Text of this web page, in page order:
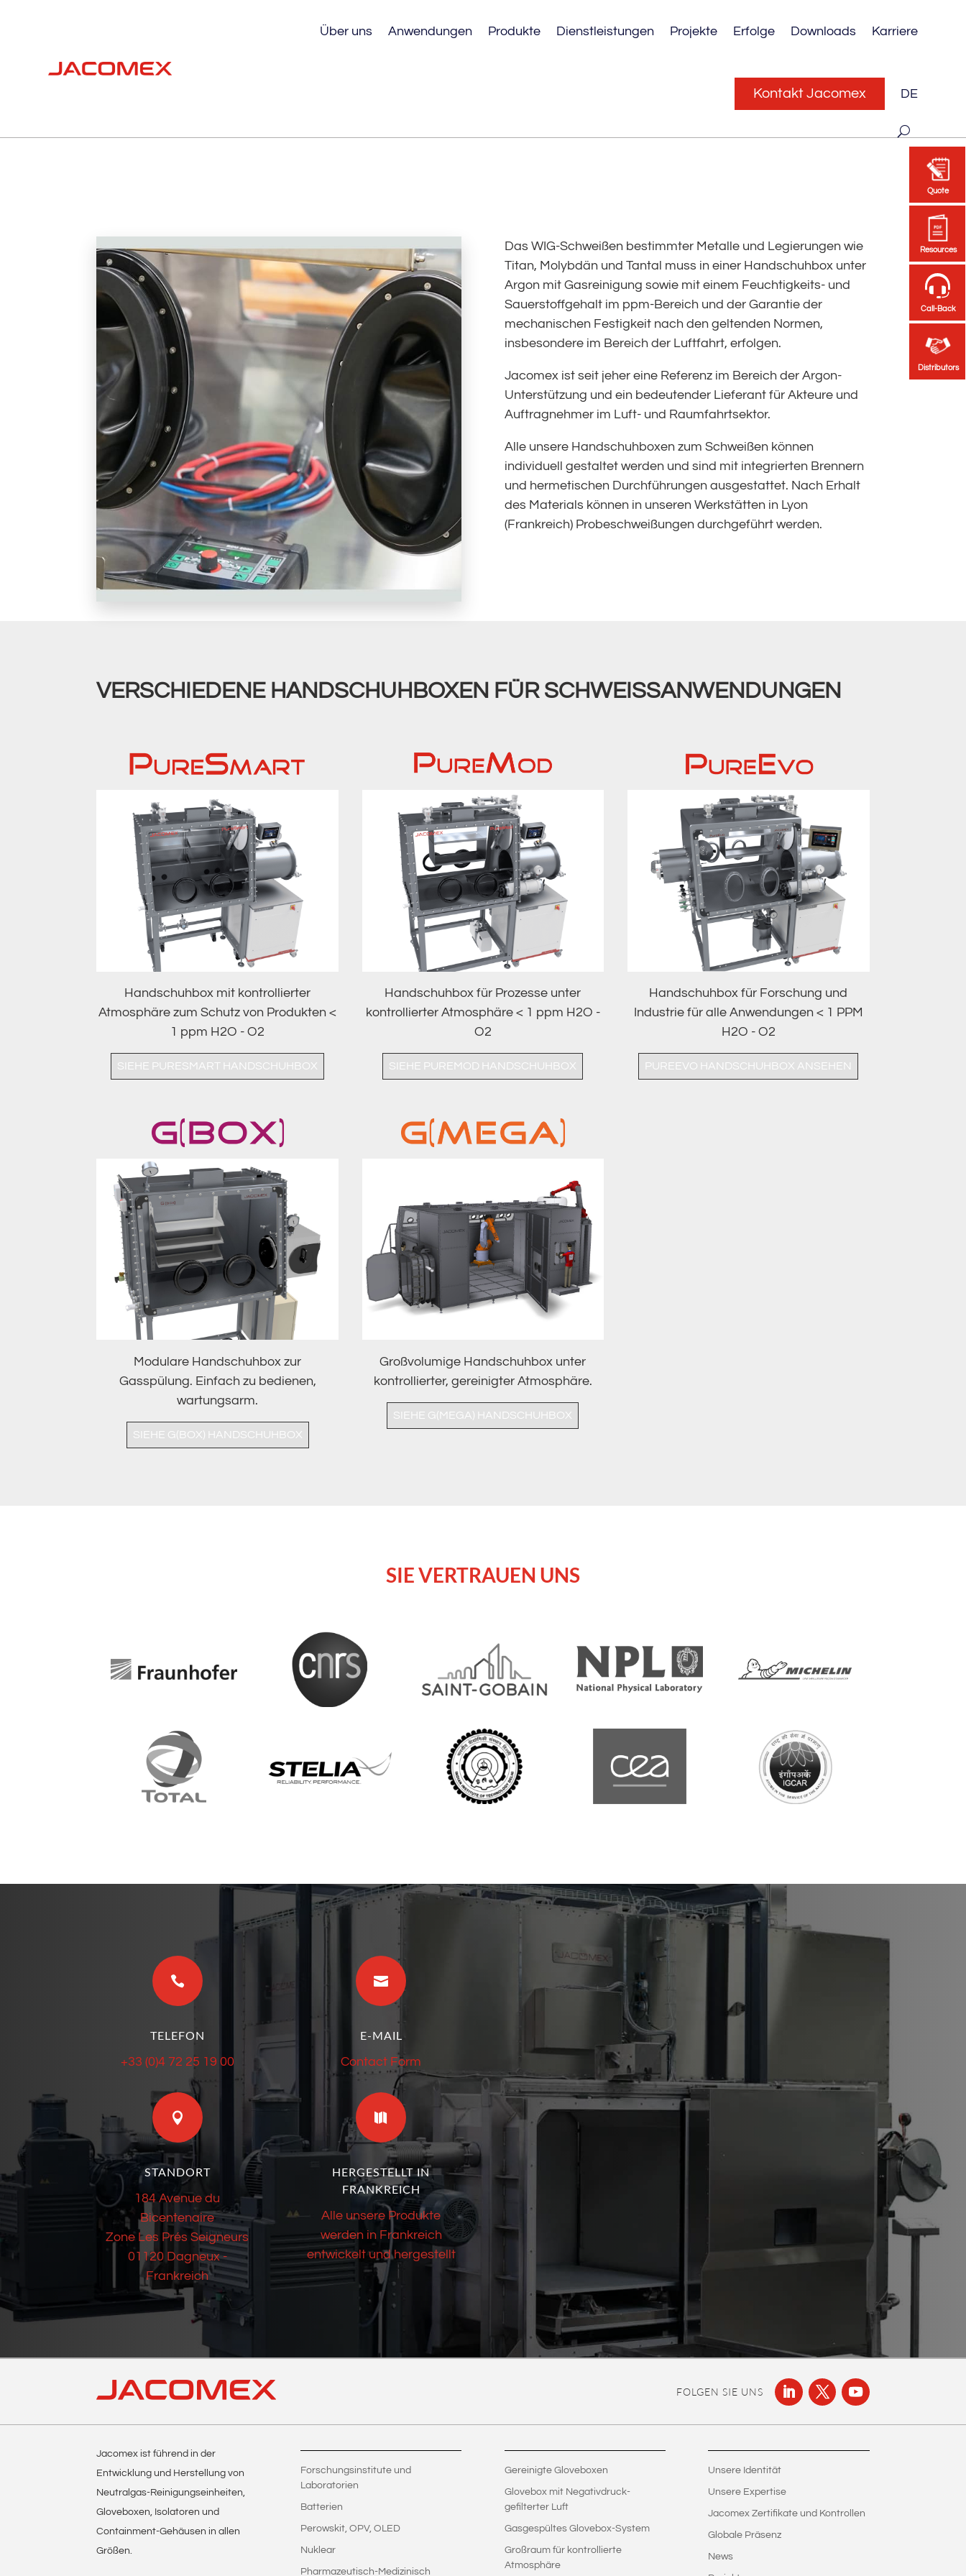
Quote
Resources
Call-Back
Distributors
Quote
Resources
Call-Back
Distributors
Über uns Anwendungen Produkte Dienstleistungen Projekte Erfolge Downloads Karriere
Kontakt Jacomex DE
HANDSCHUHBOXEN FÜR
Das WIG-Schweißen bestimmter Metalle und Legierungen wie
Titan, Molybdän und Tantal muss in einer Handschuhbox unter
Argon mit Gasreinigung sowie mit einem Feuchtigkeits- und
Sauerstoffgehalt im ppm-Bereich und der Garantie der
mechanischen Festigkeit nach den geltenden Normen,
insbesondere im Bereich der Luftfahrt, erfolgen.
Jacomex ist seit jeher eine Referenz im Bereich der Argon-
Unterstützung und ein bedeutender Lieferant für Akteure und
Auftragnehmer im Luft- und Raumfahrtsektor.
Alle unsere Handschuhboxen zum Schweißen können
individuell gestaltet werden und sind mit integrierten Brennern
und hermetischen Durchführungen ausgestattet. Nach Erhalt
des Materials können in unseren Werkstätten in Lyon
(Frankreich) Probeschweißungen durchgeführt werden.
VERSCHIEDENE HANDSCHUHBOXEN FÜR SCHWEISSANWENDUNGEN
Handschuhbox mit kontrollierter
Atmosphäre zum Schutz von Produkten <
1 ppm H2O - O2
SIEHE PURESMART HANDSCHUHBOX
Handschuhbox für Prozesse unter
kontrollierter Atmosphäre < 1 ppm H2O -
O2
SIEHE PUREMOD HANDSCHUHBOX
Handschuhbox für Forschung und
Industrie für alle Anwendungen < 1 PPM
H2O - O2
PUREEVO HANDSCHUHBOX ANSEHEN
Modulare Handschuhbox zur
Gasspülung. Einfach zu bedienen,
wartungsarm.
SIEHE G(BOX) HANDSCHUHBOX
Großvolumige Handschuhbox unter
kontrollierter, gereinigter Atmosphäre.
SIEHE G(MEGA) HANDSCHUHBOX
SIE VERTRAUEN UNS

TELEFON
+33 (0)4 72 25 19 00

STANDORT
184 Avenue du
Bicentenaire
Zone Les Prés Seigneurs
01120 Dagneux -
Frankreich

E-MAIL
Contact Form

HERGESTELLT IN
FRANKREICH
Alle unsere Produkte
werden in Frankreich
entwickelt und hergestellt
FOLGEN SIE UNS
Jacomex ist führend in der
Entwicklung und Herstellung von
Neutralgas-Reinigungseinheiten,
Gloveboxen, Isolatoren und
Containment-Gehäusen in allen
Größen.
Forschungsinstitute und
Laboratorien
Batterien
Perowskit, OPV, OLED
Nuklear
Pharmazeutisch-Medizinisch
Gereinigte Gloveboxen
Glovebox mit Negativdruck-
gefilterter Luft
Gasgespültes Glovebox-System
Großraum für kontrollierte
Atmosphäre
Unsere Identität
Unsere Expertise
Jacomex Zertifikate und Kontrollen
Globale Präsenz
News